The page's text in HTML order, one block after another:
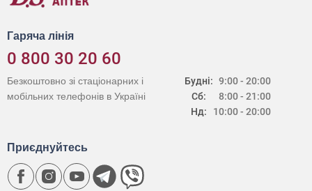
Гаряча лінія
0 800 30 20 60
Будні:
Сб:
Нд:
9:00 - 20:00
8:00 - 21:00
10:00 - 20:00
Безкоштовно зі стаціонарних і
мобільних телефонів в Україні
Приєднуйтесь